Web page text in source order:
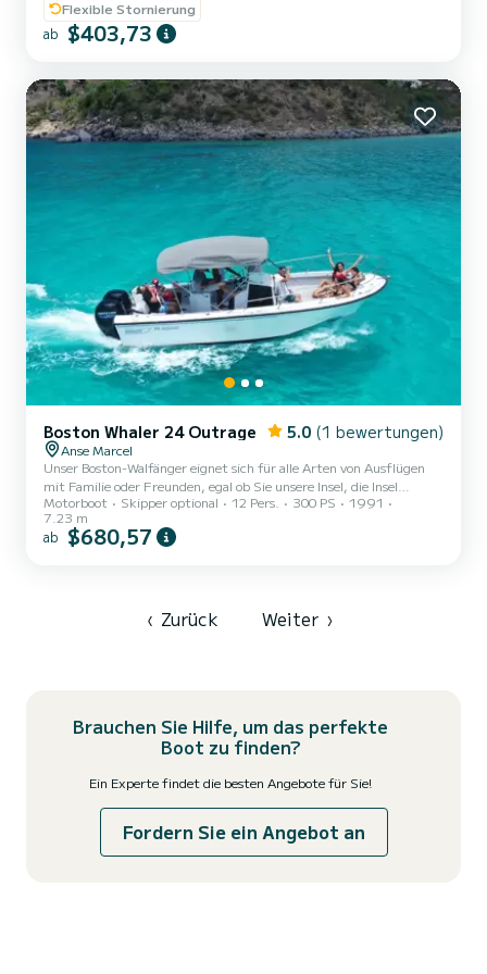
Flexible Stornierung
ab $403,73
Boston Whaler 24 Outrage 5.0 (1 bewertungen)
Anse Marcel
Unser Boston-Walfänger eignet sich für alle Arten von Ausflügen
mit Familie oder Freunden, egal ob Sie unsere Insel, die Insel
Tintamarre oder Anguilla erkunden möchten. Geräumig,
komfortabel und komplett ausgestattet, ist dieses Boot perfekt
für Ihren Tag auf See.
Motorboot Skipper optional 12 Pers. 300 PS
1991
7.23 m
ab $680,57
‹ Zurück Weiter ›
Brauchen Sie Hilfe, um das perfekte
Boot zu finden?
Ein Experte findet die besten Angebote für Sie!
Fordern Sie ein Angebot an